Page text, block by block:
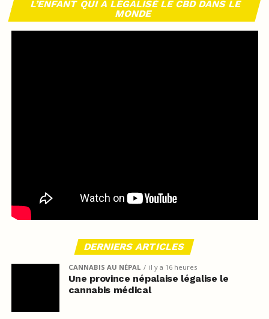
L’ENFANT QUI A LÉGALISÉ LE CBD DANS LE
MONDE
DERNIERS ARTICLES
CANNABIS AU NÉPAL il y a 16 heures
Une province népalaise légalise le
cannabis médical